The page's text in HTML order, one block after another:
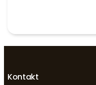
Kontakt